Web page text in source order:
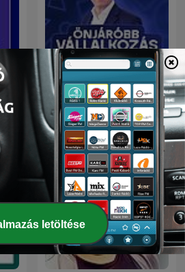
Önjáróbb Vállalkozás
Podcast
letöltése